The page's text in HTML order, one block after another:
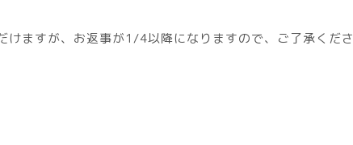
ますが、お返事が1/4以降になりますので、ご了承くださ